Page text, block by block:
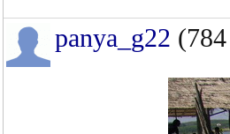
panya_g22 (784